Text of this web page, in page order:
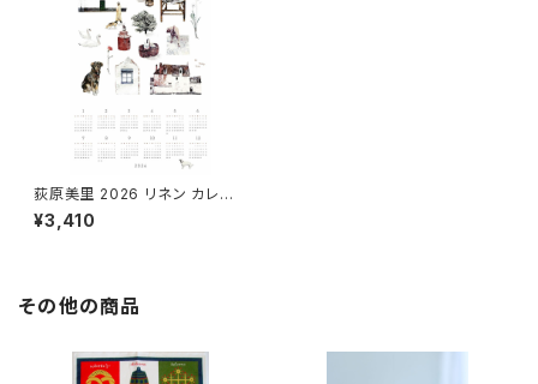
荻原美里 2026 リネン カレン
ダー いつもの暮らし / fog li
nen work フォグリネンワーク
¥3,410
その他の商品